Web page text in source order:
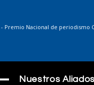
- Premio Nacional de periodismo
Nuestros Aliados